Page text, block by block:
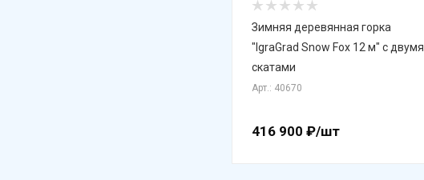
Зимняя деревянная горка
"IgraGrad Snow Fox 12 м" с двумя
скатами
Арт.: 40670
416 900 ₽/шт